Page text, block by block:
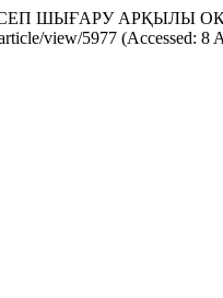
ЕСЕП ШЫҒАРУ
view/5977 (Accessed: 8